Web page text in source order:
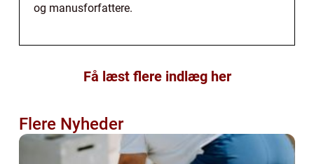
og manusforfattere.
Få læst flere indlæg her
Flere Nyheder